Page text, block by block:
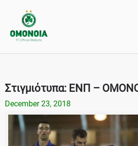
Στιγμιότυπα: ΕΝΠ –
December 23, 2018